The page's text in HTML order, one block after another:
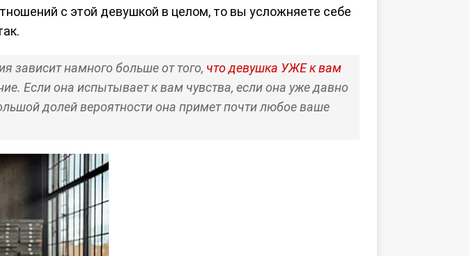
с этой девушкой в целом, то вы усложняете себе
зависит намного больше от того, что девушка УЖЕ к вам
Если она испытывает к вам чувства, если она уже давно
долей вероятности она примет почти любое ваше